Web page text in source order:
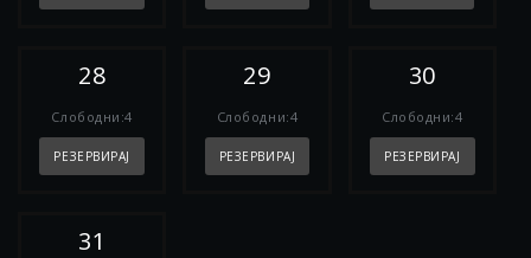
28
Слободни:4
РЕЗЕРВИРАЈ
29
Слободни:4
РЕЗЕРВИРАЈ
30
Слободни:4
РЕЗЕРВИРАЈ
31